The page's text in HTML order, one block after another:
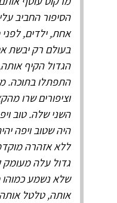
הסיפור החביב
אחת, ילדים, לפני
בעולם רק יבשת
הגדול הקיף
התפתלו בתוכה.
וציפורים שרו
השני שלה. טוב
היה שטוב ויפה
ללא אזהרה
גדול עלה מעומק
שלא נשמע
אותה, טלטל